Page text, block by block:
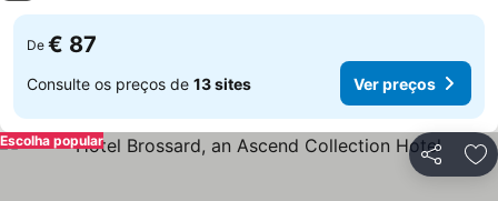
De € 87
Consulte os preços de 13 sites Ver preços
Partilhar
Escolha popular